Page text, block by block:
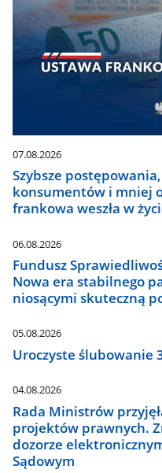
07.08.2026
Szybsze
konsumentów i mniej
frankowa weszła w
06.08.2026
Fundusz
Nowa era stabilnego
niosącymi skuteczną
05.08.2026
Uroczyste ślubowanie
04.08.2026
Rada Ministrów
projektów prawnych.
dozorze
Sądowym